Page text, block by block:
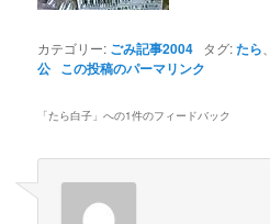
カテゴリー: ごみ記事2004 タグ:たら
公 この投稿のパーマリンク
「たら白子 」への1件のフィードバック